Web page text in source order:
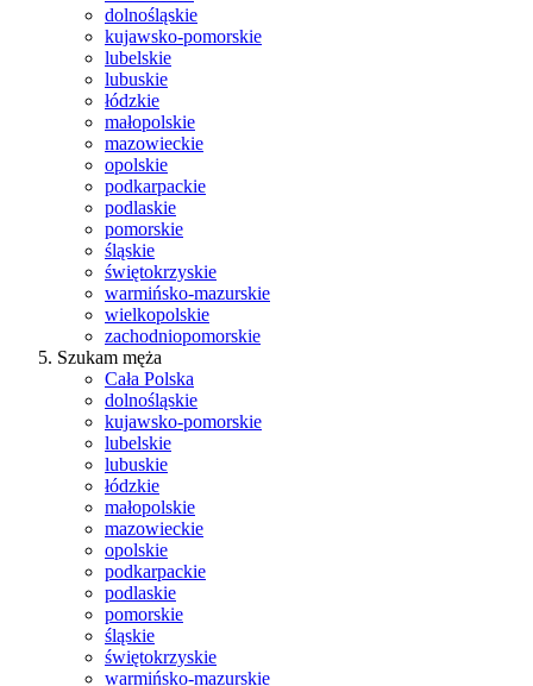
dolnośląskie
kujawsko-pomorskie
lubelskie
lubuskie
łódzkie
małopolskie
mazowieckie
opolskie
podkarpackie
podlaskie
pomorskie
śląskie
świętokrzyskie
warmińsko-mazurskie
wielkopolskie
zachodniopomorskie
Szukam męża
Cała Polska
dolnośląskie
kujawsko-pomorskie
lubelskie
lubuskie
łódzkie
małopolskie
mazowieckie
opolskie
podkarpackie
podlaskie
pomorskie
śląskie
świętokrzyskie
warmińsko-mazurskie